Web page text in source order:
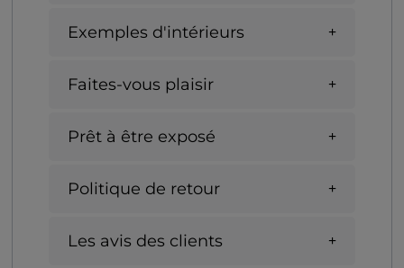
Exemples d'intérieurs
Faites-vous plaisir
Prêt à être exposé
Politique de retour
Les avis des clients